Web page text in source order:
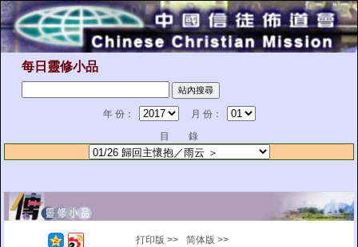
每日靈修小品
年 份：
月 份：
目 錄
打印版 >> 简体版 >>